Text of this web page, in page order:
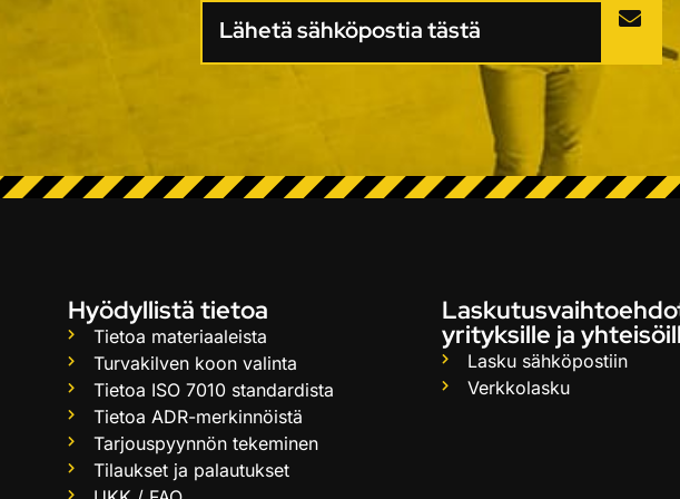
Lähetä sähköpostia tästä
Hyödyllistä tietoa
Tietoa materiaaleista
Turvakilven koon valinta
Tietoa ISO 7010 standardista
Tietoa ADR-merkinnöistä
Tarjouspyynnön tekeminen
Tilaukset ja palautukset
yrityksille ja
Lasku sähköpostiin
Verkkolasku